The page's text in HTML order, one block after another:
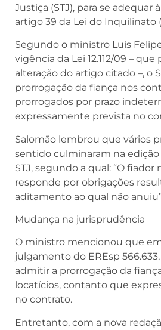
Justiça (STJ), para se adequar
artigo 39 da Lei do Inquilinato
Segundo o ministro Luis
vigência da Lei 12.112/09 –
alteração do artigo citado –, o
prorrogação da fiança nos
prorrogados por prazo
expressamente prevista no
Salomão lembrou que vários
sentido culminaram na edição
STJ, segundo a qual: “O fiador
responde por obrigações
aditamento ao qual não
Mudança na jurisprudência
O ministro mencionou que
julgamento do EREsp 566.633,
admitir a prorrogação da
locatícios, contanto que
no contrato.
Entretanto, com a nova